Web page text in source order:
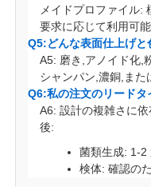
メイドプロファイル:
要求に応じて利用可能
Q5:どんな表面仕上げ
A5: 磨き,アノイド化,
シャンパン,濃銅,また
Q6:私の注文のリードタ
A6: 設計の複雑さに
後:
菌類生成: 1-2
検体: 確認の